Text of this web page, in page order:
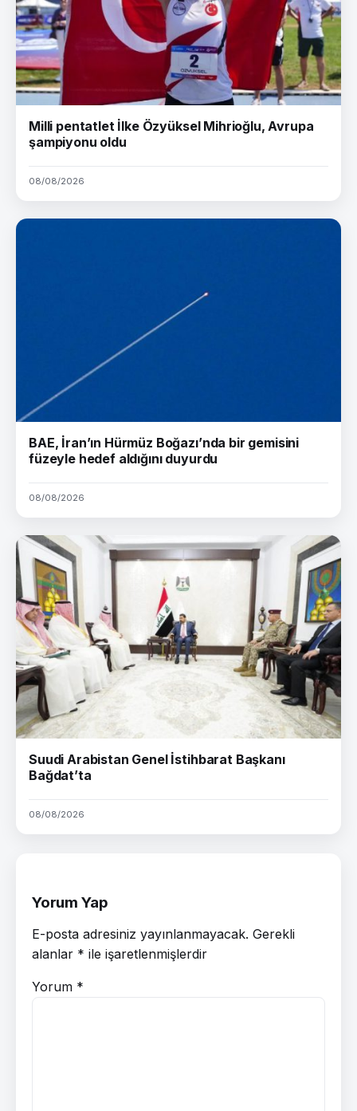
Milli pentatlet İlke Özyüksel Mihrioğlu, Avrupa
şampiyonu oldu
08/08/2026
BAE, İran’ın Hürmüz Boğazı’nda bir gemisini
füzeyle hedef aldığını duyurdu
08/08/2026
Suudi Arabistan Genel İstihbarat Başkanı
Bağdat’ta
08/08/2026
Yorum Yap
E-posta adresiniz yayınlanmayacak. Gerekli
alanlar * ile işaretlenmişlerdir
Yorum *